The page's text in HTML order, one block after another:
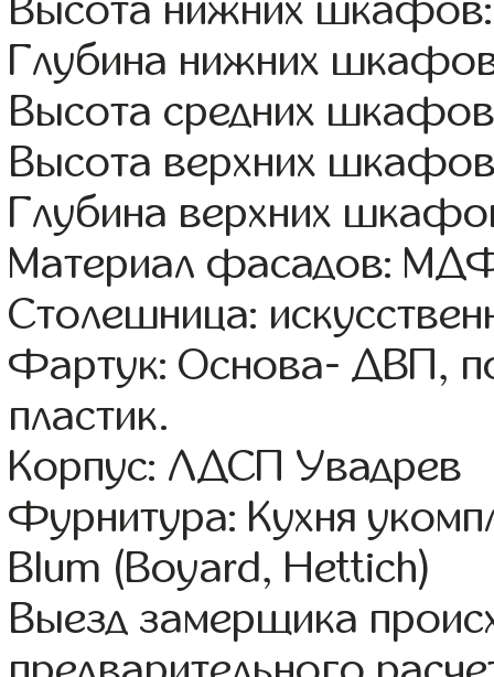
Высота нижних
Глубина нижних
Высота средних
Высота верхних
Глубина верхних
Материал фасадов:
Столешница:
Фартук: Основа- ДВП,
пластик.
Корпус: ЛДСП Увадрев
Фурнитура: Кухня
Blum (Boyard, Hettich)
Выезд замерщика